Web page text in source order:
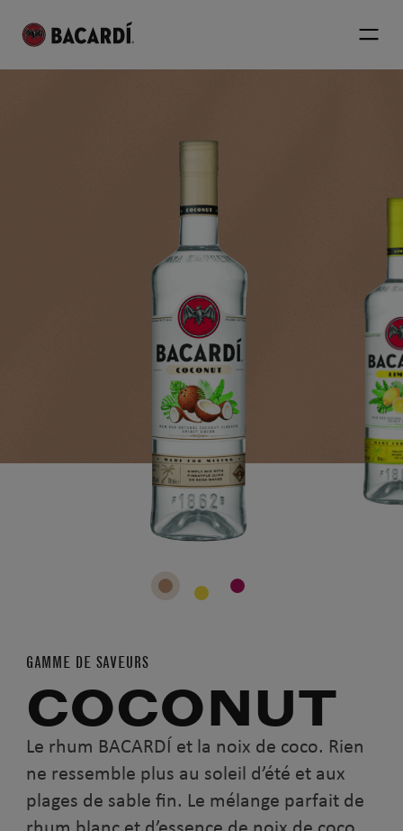
GAMME DE SAVEURS
COCONUT
Le rhum BACARDÍ et la noix de coco. Rien
ne ressemble plus au soleil d’été et aux
plages de sable fin. Le mélange parfait de